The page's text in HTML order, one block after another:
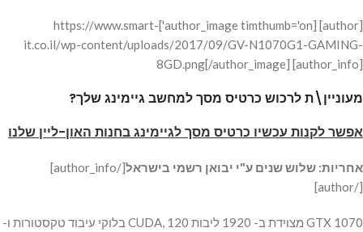
[author] [author_image timthumb='on']https://www.smart-
it.co.il/wp-content/uploads/2017/09/GV-N1070G1-GAMING-
8GD.png[/author_image] [author_info]
מעוניין\ת לרכוש כרטיס מסך למחשב גיימינג שלך?
אפשר לקנות עכשיו כרטיס מסך לגיימינג בחנות האון-ליין שלנו
אחריות: שלוש שנים ע"י יבואן רשמי בישראל
[/author_info]
[/author]
GTX 1070 מצוידת ב- 1920 ליבות CUDA, 120 בלוקי עיבוד טקסטורות ו-